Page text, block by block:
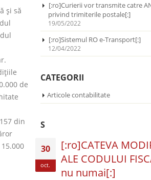
şi să
de
din
[:ro]Curierii vor transmite catre
privind trimiterile postale[:]
19/05/2022
[:ro]Sistemul RO e-Transport[:]
12/04/2022
CATEGORII
Articole contabilitate
S
30
oct.
[:ro]CATEVA
ALE CODULUI
nu numai[:]